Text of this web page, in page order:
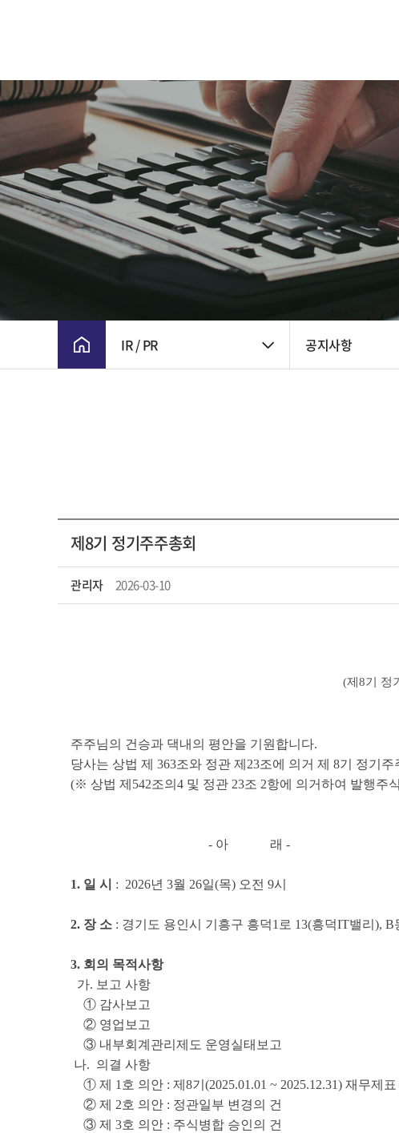
비전 및 핵심가치
CI
윤리경영
회사위치
IR / PR 공지사항
제8기 정기주주총회
관리자 2026-03-10
(제8기 정기주
주주님의 건승과 댁내의 평안을 기원합니다.
당사는 상법 제 363조와 정관 제23조에 의거 제 8기 정기
(※ 상법 제542조의4 및 정관 23조 2항에 의거하여 발행주
- 아 래 -
1. 일 시 : 2026년 3월 26일(목) 오전 9시
2. 장 소 : 경기도 용인시 기흥구 흥덕1로 13(흥덕IT밸리),
3. 회의 목적사항
가. 보고 사항
① 감사보고
② 영업보고
③ 내부회계관리제도 운영실태보고
나. 의결 사항
① 제 1호 의안 : 제8기(2025.01.01 ~ 2025.12.31) 재무제표
② 제 2호 의안 : 정관일부 변경의 건
③ 제 3호 의안 : 주식병합 승인의 건